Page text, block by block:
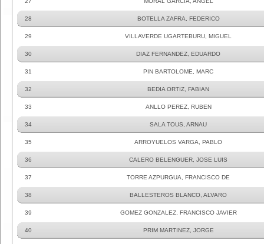
28 BOTELLA ZAFRA, FEDERICO
29 VILLAVERDE UGARTEBURU, MIGUEL
30 DIAZ FERNANDEZ, EDUARDO
31 PIN BARTOLOME, MARC
32 BEDIA ORTIZ, FABIAN
33 ANLLO PEREZ, RUBEN
34 SALA TOUS, ARNAU
35 ARROYUELOS VARGA, PABLO
36 CALERO BELENGUER, JOSE LUIS
37 TORRE AZPURGUA, FRANCISCO DE
38 BALLESTEROS BLANCO, ALVARO
39 GOMEZ GONZALEZ, FRANCISCO JAVIER
40 PRIM MARTINEZ, JORGE